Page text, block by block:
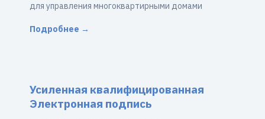
для управления многоквартирными домами
Подробнее →
Усиленная квалифицированная
Электронная подпись